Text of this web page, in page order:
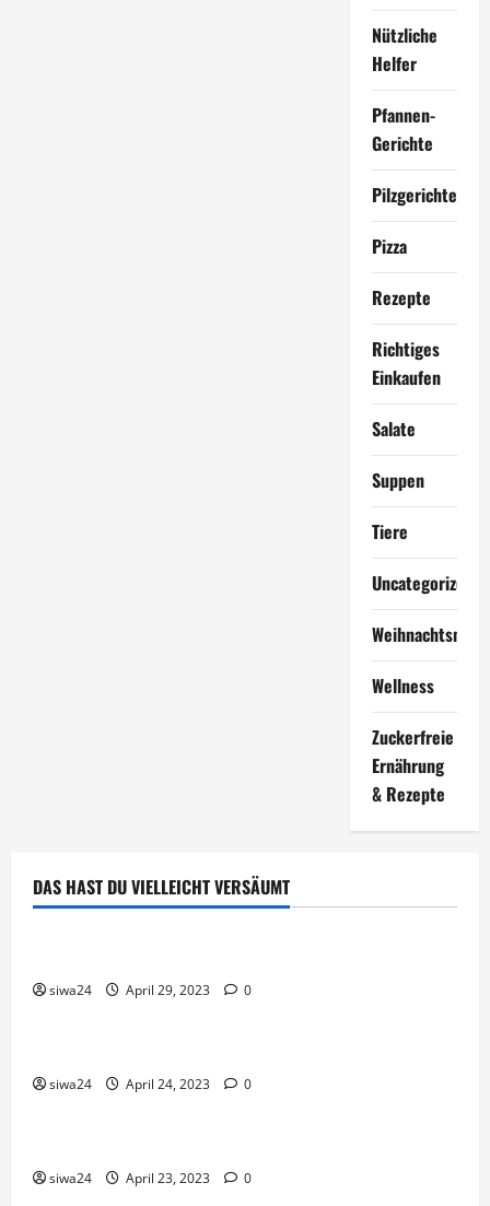
Nützliche
Helfer
Pfannen-
Gerichte
Pilzgerichte
Pizza
Rezepte
Richtiges
Einkaufen
Salate
Suppen
Tiere
Uncategorized
Wellness
Zuckerfreie
Ernährung
& Rezepte
DAS HAST DU VIELLEICHT VERSÄUMT
Brot & Brötchen
siwa24 April 29, 2023 0
Pfannen-Gerichte Rezepte
siwa24 April 24, 2023 0
Brot & Brötchen
siwa24 April 23, 2023 0
Brot & Brötchen